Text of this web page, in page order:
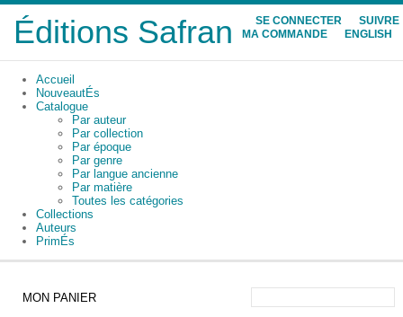
Éditions Safran SE CONNECTER
SUIVRE
MA COMMANDE
ENGLISH
Accueil
NouveautÉs
Catalogue
Par auteur
Par collection
Par époque
Par genre
Par langue ancienne
Par matière
Toutes les catégories
Collections
Auteurs
PrimÉs
MON PANIER